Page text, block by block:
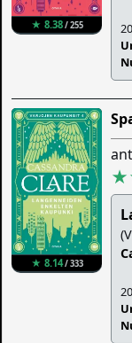
★ 8.38/ 255
★ 8.14/ 333